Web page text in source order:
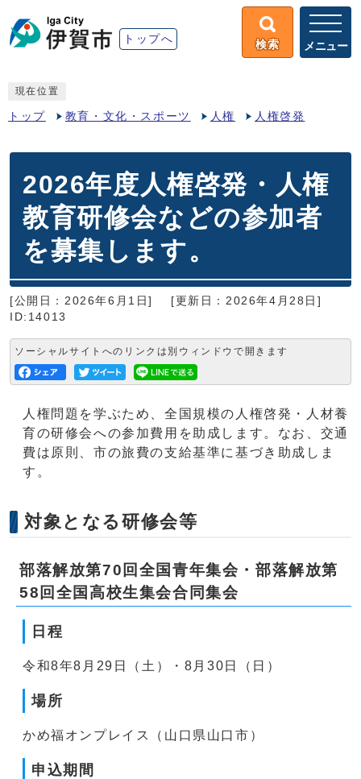
トップへ 検索 メニュー
現在位置
トップ 教育・文化・スポーツ 人権 人権啓発
2026年度人権啓発・人権
教育研修会などの参加者
を募集します。
[公開日：2026年6月1日]
[更新日：2026年4月28日]
ID:14013
ソーシャルサイトへのリンクは別ウィンドウで開きます
人権問題を学ぶため、全国規模の人権啓発・人材養
育の研修会への参加費用を助成します。なお、交通
費は原則、市の旅費の支給基準に基づき助成しま
す。
対象となる研修会等
部落解放第70回全国青年集会・部落解放第
58回全国高校生集会合同集会
日程
令和8年8月29日（土）・8月30日（日）
場所
かめ福オンプレイス（山口県山口市）
申込期間